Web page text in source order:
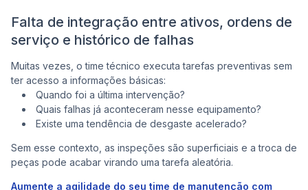
Falta de integração entre ativos, ordens de
serviço e histórico de falhas
Muitas vezes, o time técnico executa tarefas preventivas sem
ter acesso a informações básicas:
Quando foi a última intervenção?
Quais falhas já aconteceram nesse equipamento?
Existe uma tendência de desgaste acelerado?
Sem esse contexto, as inspeções são superficiais e a troca de
peças pode acabar virando uma tarefa aleatória.
Aumente a agilidade do seu time de manutenção com